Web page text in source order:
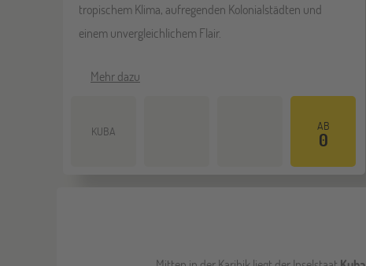
tropischem Klima, aufregenden Kolonialstädten und
einem unvergleichlichem Flair.
Mehr dazu
KUBA AB
0